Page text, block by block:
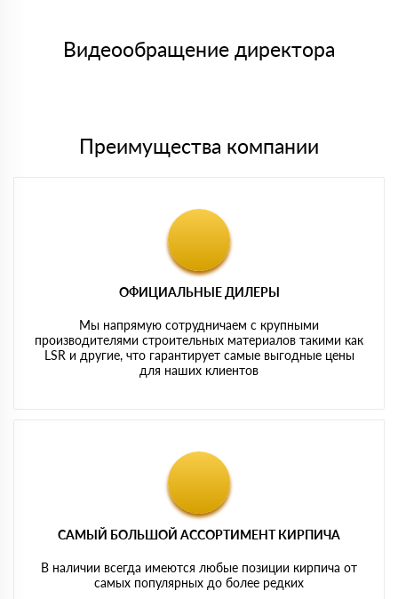
либо Вы забираете товар со склада самовывоза.
Видеообращение директора
Преимущества компании
ОФИЦИАЛЬНЫЕ ДИЛЕРЫ
Мы напрямую сотрудничаем с крупными
производителями строительных материалов такими как
LSR и другие, что гарантирует самые выгодные цены
для наших клиентов
САМЫЙ БОЛЬШОЙ АССОРТИМЕНТ КИРПИЧА
В наличии всегда имеются любые позиции кирпича от
самых популярных до более редких